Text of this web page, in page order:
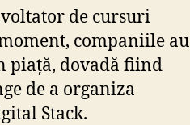
de cursuri
companiile au
piață, dovadă fiind
de a organiza
Stack.